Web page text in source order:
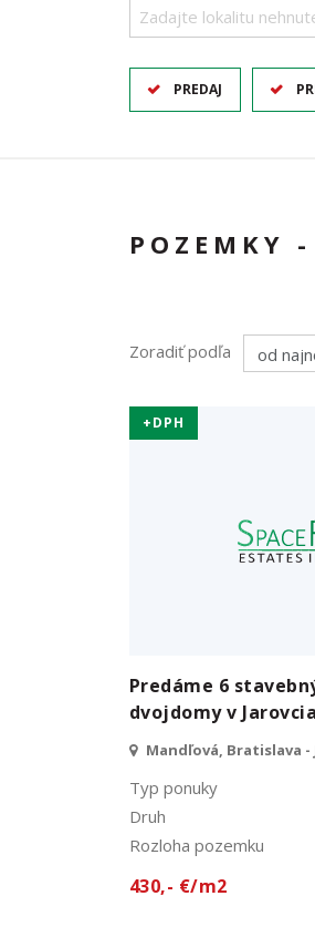
Zadajte lokalitu
PREDAJ
POZEMKY
Zoradiť podľa
+DPH
Predáme 6
dvojdomy v
Mandľová, Bratislava -
Typ ponuky
Druh
Rozloha pozemku
430,- €/m2